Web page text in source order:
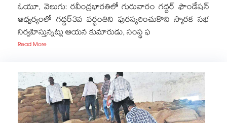
ఓయూ, వెలుగు: రవీంద్రభారతిలో గురువారం గద్దర్ ఫౌండేషన్
ఆధ్వర్యంలో గద్దర్​3వ వర్ధంతిని పురస్కరించుకొని స్మారక సభ
నిర్వహిస్తున్నట్లు ఆయన కుమారుడు, సంస్థ ఫ
Read More